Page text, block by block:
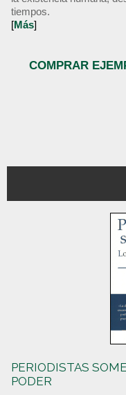
tiempos.
[Más]
COMPRAR
PERIODISTAS
PODER